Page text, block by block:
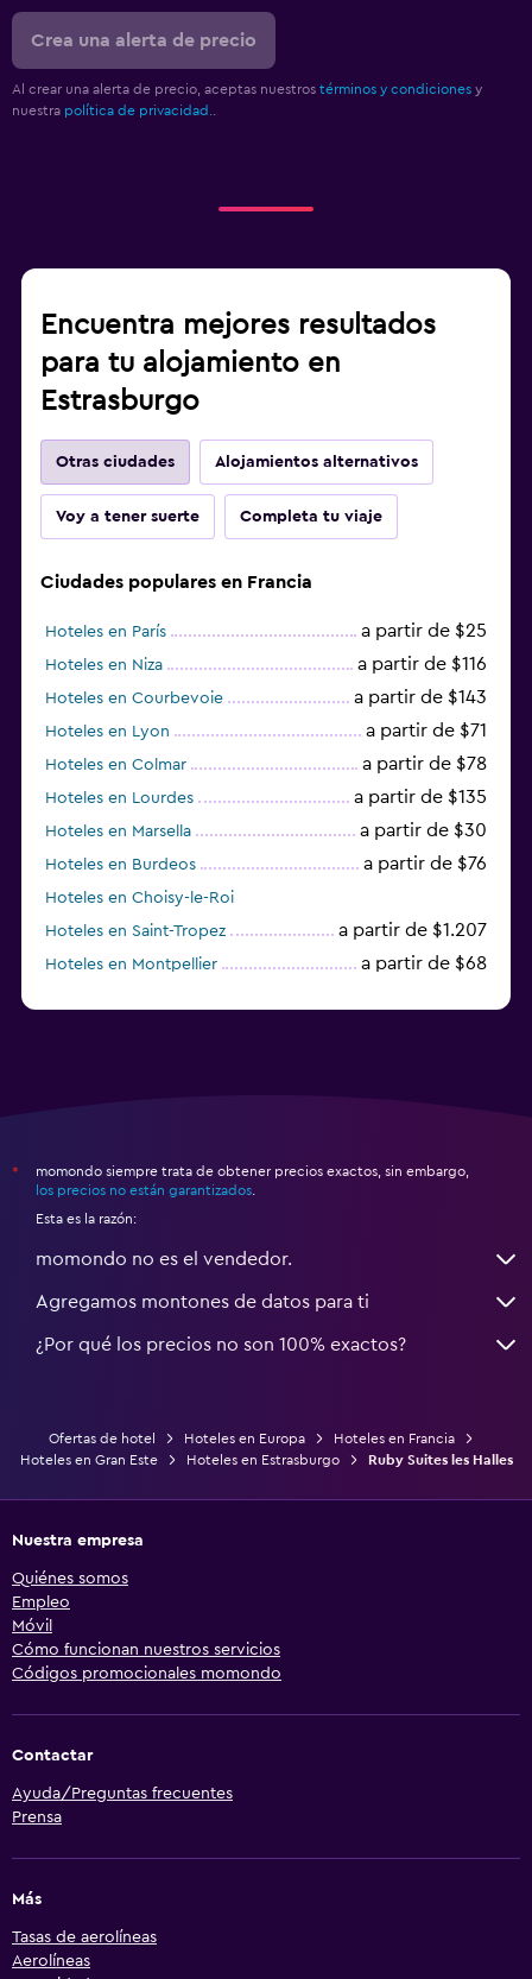
Crea una alerta de precio
Al crear una alerta de precio, aceptas nuestros términos y condiciones y
nuestra política de privacidad.
Encuentra mejores resultados
para tu alojamiento en
Estrasburgo
Otras ciudades Alojamientos alternativos
Voy a tener suerte Completa tu viaje
Ciudades populares en Francia
Hoteles en París a partir de $25
Hoteles en Niza a partir de $116
Hoteles en Courbevoie a partir de $143
Hoteles en Lyon a partir de $71
Hoteles en Colmar a partir de $78
Hoteles en Lourdes a partir de $135
Hoteles en Marsella a partir de $30
Hoteles en Burdeos a partir de $76
Hoteles en Choisy-le-Roi
Hoteles en Saint-Tropez
a partir de $1.207
Hoteles en Montpellier a partir de $68
*
momondo siempre trata de obtener precios exactos, sin embargo,
los precios no están garantizados
Esta es la razón:
momondo no es el vendedor.
Agregamos montones de datos para ti
¿Por qué los precios no son 100% exactos?
Ofertas de hotel Hoteles en Europa
Hoteles en Francia
Hoteles en Gran Este
Hoteles en Estrasburgo Ruby Suites les Halles
Nuestra empresa
Quiénes somos
Empleo
Móvil
Cómo funcionan nuestros servicios
Códigos promocionales momondo
Contactar
Ayuda/Preguntas frecuentes
Prensa
Más
Tasas de aerolíneas
Aerolíneas